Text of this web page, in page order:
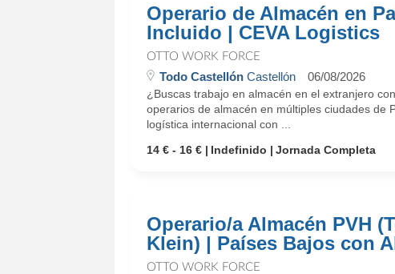
Operario de Almacén en
Incluido | CEVA Logistics
OTTO WORK FORCE
Todo CastellónCastellón 06/08/2026
¿Buscas trabajo en almacén en el extranjero
operarios de almacén en múltiples ciudades de
logística internacional con ...
14 € - 16 €
Indefinido Jornada Completa
Operario/a Almacén PVH
Klein) | Países Bajos con
OTTO WORK FORCE